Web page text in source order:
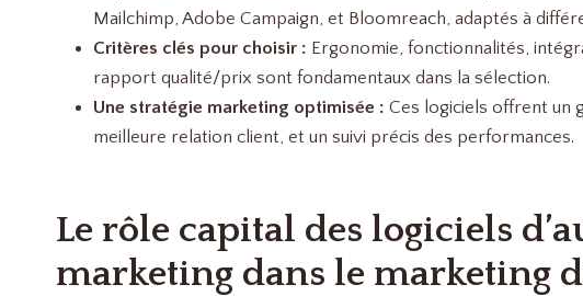
Mailchimp, Adobe Campaign, et Bloomreach, adaptés à
Critères clés pour choisir : Ergonomie, fonctionnalités,
rapport qualité/prix sont fondamentaux dans la sélection.
Une stratégie marketing optimisée : Ces logiciels offrent un
meilleure relation client, et un suivi précis des performances.
Le rôle capital des logiciels
marketing dans le marketing